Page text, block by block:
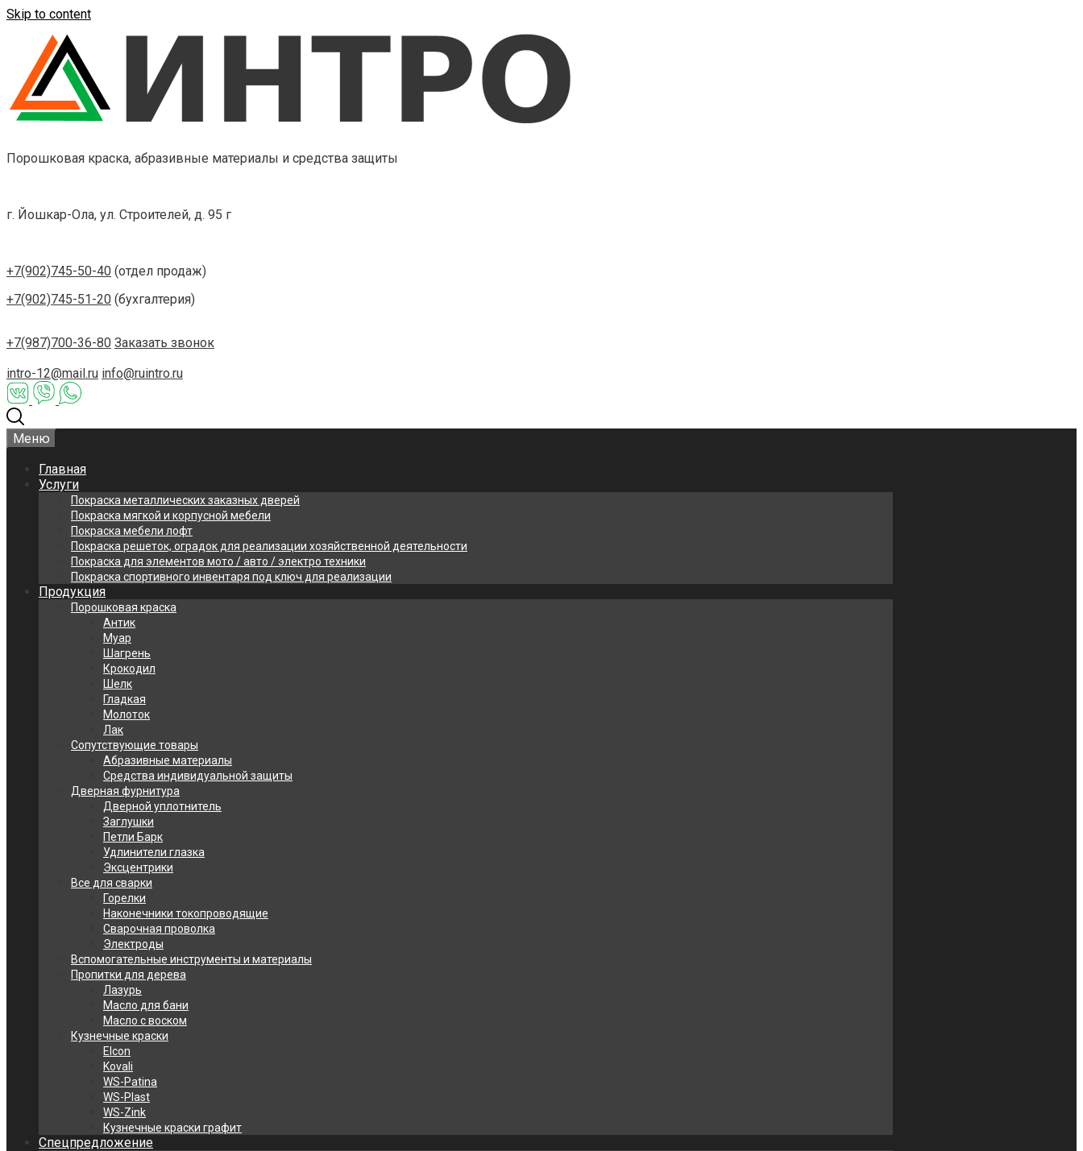
Skip to content
Порошковая краска, абразивные материалы и средства защиты
г. Йошкар-Ола, ул. Строителей, д. 95 г
+7(902)745-50-40 (отдел продаж)
+7(902)745-51-20 (бухгалтерия)
+7(987)700-36-80 Заказать звонок
intro-12@mail.ru info@ruintro.ru
Меню
Главная
Услуги
Покраска металлических заказных дверей
Покраска мягкой и корпусной мебели
Покраска мебели лофт
Покраска решеток, оградок для реализации хозяйственной деятельности
Покраска для элементов мото / авто / электро техники
Покраска спортивного инвентаря под ключ для реализации
Продукция
Порошковая краска
Антик
Муар
Шагрень
Крокодил
Шелк
Гладкая
Молоток
Лак
Сопутствующие товары
Абразивные материалы
Средства индивидуальной защиты
Дверная фурнитура
Дверной уплотнитель
Заглушки
Петли Барк
Удлинители глазка
Эксцентрики
Все для сварки
Горелки
Наконечники токопроводящие
Сварочная проволка
Электроды
Вспомогательные инструменты и материалы
Пропитки для дерева
Лазурь
Масло для бани
Масло с воском
Кузнечные краски
Elcon
Kovali
WS-Patina
WS-Plast
WS-Zink
Кузнечные краски графит
Спецпредложение